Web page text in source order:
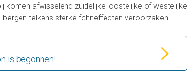
komen afwisselend zuidelijke, oostelijke of westelijke
bergen telkens sterke föhneffecten veroorzaken.
is begonnen!